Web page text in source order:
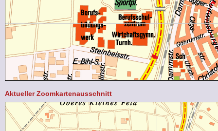
Aktueller Zoomkartenausschnitt